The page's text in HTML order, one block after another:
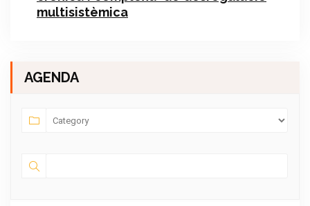
multisistèmica
AGENDA